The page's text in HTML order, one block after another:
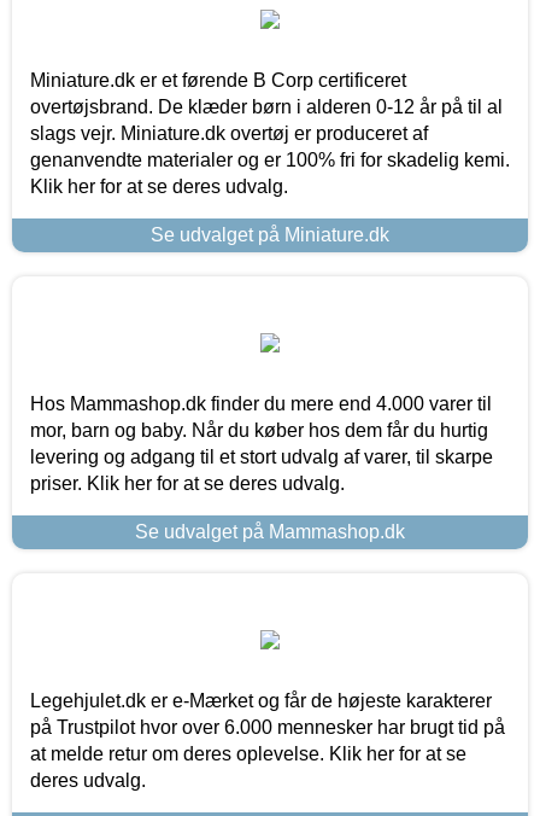
Miniature.dk er et førende B Corp certificeret
overtøjsbrand. De klæder børn i alderen 0-12 år på til al
slags vejr. Miniature.dk overtøj er produceret af
genanvendte materialer og er 100% fri for skadelig kemi.
Klik her for at se deres udvalg.
Se udvalget på Miniature.dk
Hos Mammashop.dk finder du mere end 4.000 varer til
mor, barn og baby. Når du køber hos dem får du hurtig
levering og adgang til et stort udvalg af varer, til skarpe
priser. Klik her for at se deres udvalg.
Se udvalget på Mammashop.dk
Legehjulet.dk er e-Mærket og får de højeste karakterer
på Trustpilot hvor over 6.000 mennesker har brugt tid på
at melde retur om deres oplevelse. Klik her for at se
deres udvalg.